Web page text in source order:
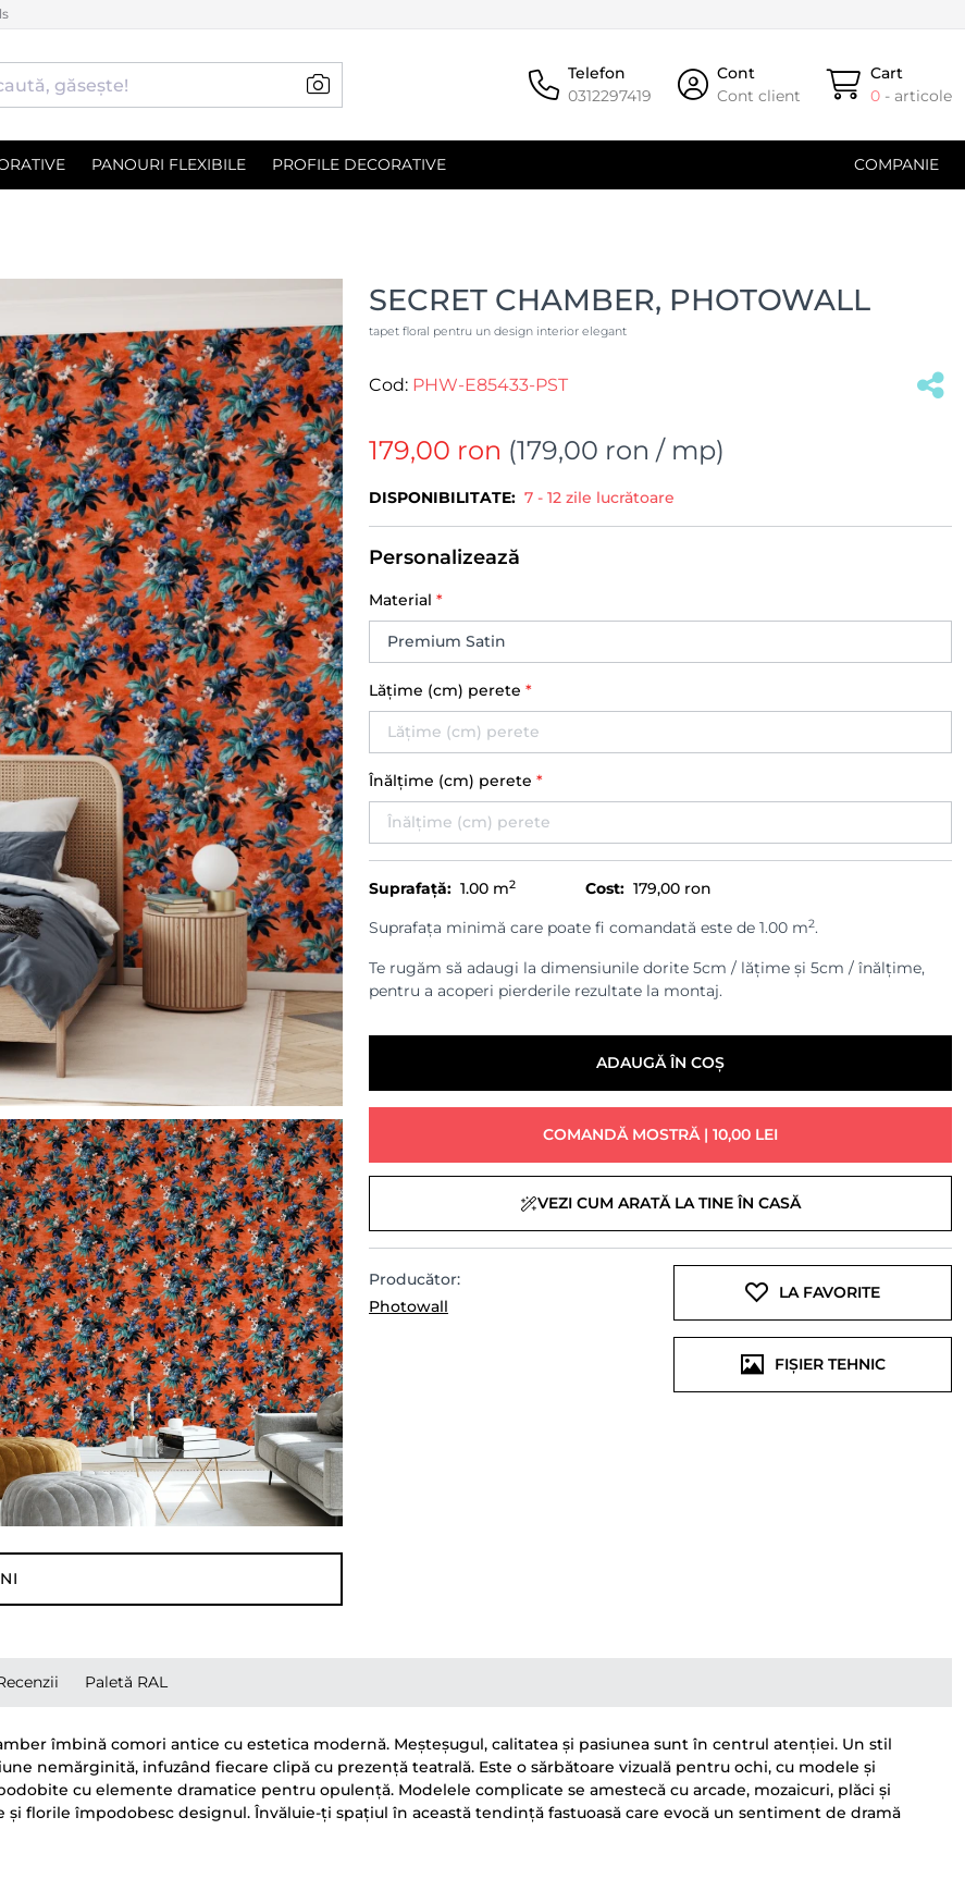
Telefon
0312297419
Cont
Cont client
Cart
0 - articole
PANOURI FLEXIBILE PROFILE DECORATIVE COMPANIE
SECRET CHAMBER, PHOTOWALL
tapet floral pentru un design interior elegant
Cod: PHW-E85433-PST
179,00 ron (179,00 ron / mp)
DISPONIBILITATE: 7 - 12 zile lucrătoare
Personalizează
Material *
Lățime (cm) perete *
Înălțime (cm) perete *
Suprafață: 1.00 m2 Cost: 179,00 ron
Suprafața minimă care poate fi comandată este de 1.00 m2.
Te rugăm să adaugi la dimensiunile dorite 5cm / lățime și 5cm / înălțime,
pentru a acoperi pierderile rezultate la montaj.
ADAUGĂ ÎN COȘ
COMANDĂ MOSTRĂ | 10,00 LEI
VEZI CUM ARATĂ LA TINE ÎN CASĂ
Producător:
Photowall
LA FAVORITE
FIȘIER TEHNIC
Paletă RAL
îmbină comori antice cu estetica modernă. Meșteșugul, calitatea și pasiunea sunt în centrul atenției. Un stil
nemărginită, infuzând fiecare clipă cu prezență teatrală. Este o sărbătoare vizuală pentru ochi, cu modele și
cu elemente dramatice pentru opulență. Modelele complicate se amestecă cu arcade, mozaicuri, plăci și
florile împodobesc designul. Învăluie-ți spațiul în această tendință fastuoasă care evocă un sentiment de dramă